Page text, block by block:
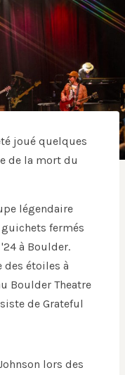
joué quelques
de la mort du
légendaire
fermés
à Boulder.
des étoiles à
Boulder Theatre
de Grateful
lors des